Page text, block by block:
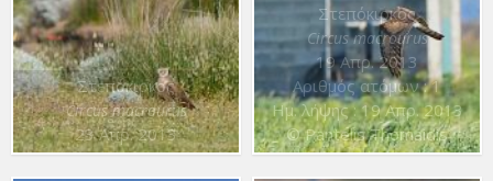
Στεπόκιρκος
Circus macrourus
23 Απρ. 2013
Στεπόκιρκος
Circus macrourus
19 Απρ. 2013
Αριθμός ατόμων : 1
Ημ. λήψης : 19 Απρ. 2013
© Pantelis Thomaidis